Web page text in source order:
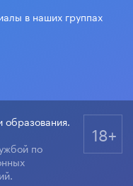
в наших группах
по
18+